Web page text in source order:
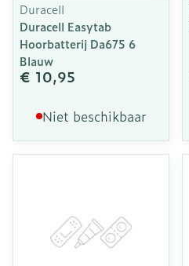
Duracell
Duracell Easytab
Hoorbatterij Da675 6
Blauw
€ 10,95
Niet beschikbaar